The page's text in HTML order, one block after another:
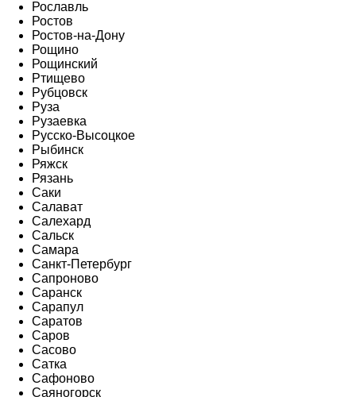
Рославль
Ростов
Ростов-на-Дону
Рощино
Рощинский
Ртищево
Рубцовск
Руза
Рузаевка
Русско-Высоцкое
Рыбинск
Ряжск
Рязань
Саки
Салават
Салехард
Сальск
Самара
Санкт-Петербург
Сапроново
Саранск
Сарапул
Саратов
Саров
Сасово
Сатка
Сафоново
Саяногорск